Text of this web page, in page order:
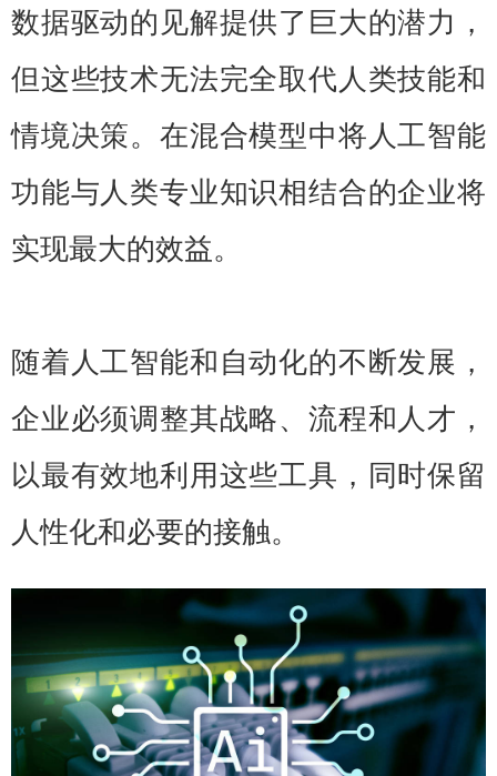
数据驱动的见解提供了巨大的潜力，
但这些技术无法完全取代人类技能和
情境决策。在混合模型中将人工智能
功能与人类专业知识相结合的企业将
实现最大的效益。
随着人工智能和自动化的不断发展，
企业必须调整其战略、流程和人才，
以最有效地利用这些工具，同时保留
人性化和必要的接触。